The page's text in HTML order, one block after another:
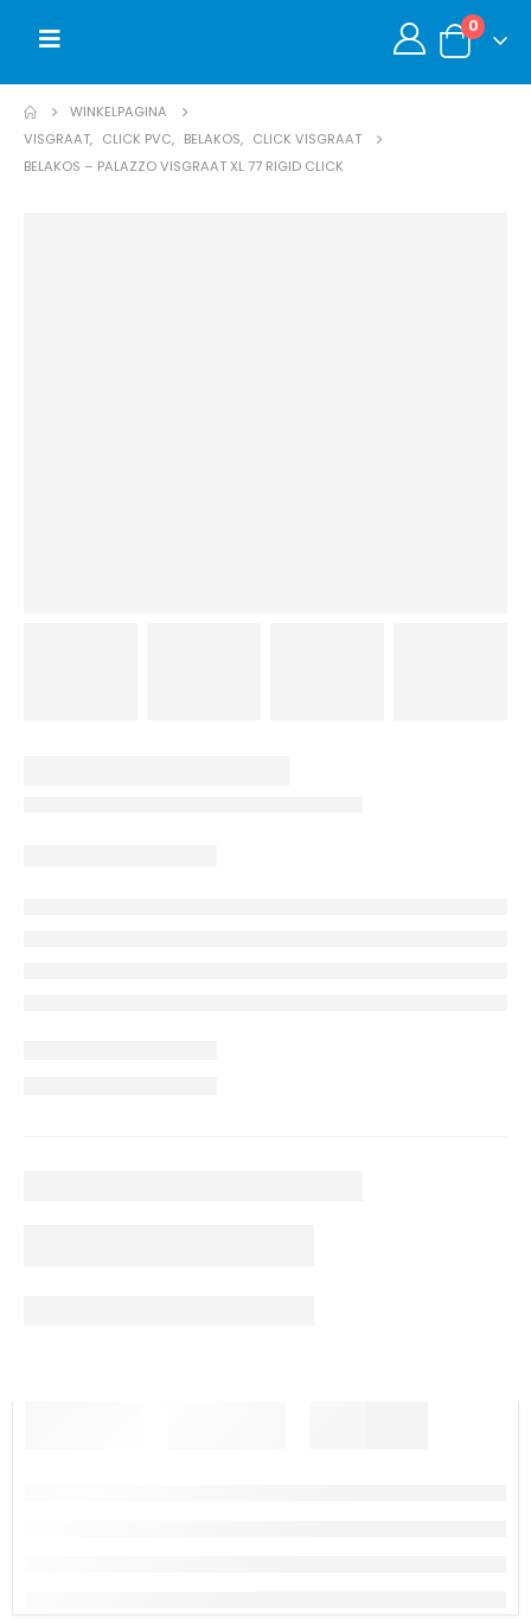
0
WINKELPAGINA
VISGRAAT, CLICK PVC, BELAKOS, CLICK VISGRAAT
BELAKOS – PALAZZO VISGRAAT XL 77 RIGID CLICK